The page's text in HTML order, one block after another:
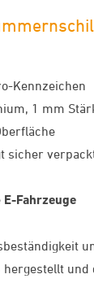
Kennzeichen
1 mm
sicher
E-Fahrzeuge
hergestellt